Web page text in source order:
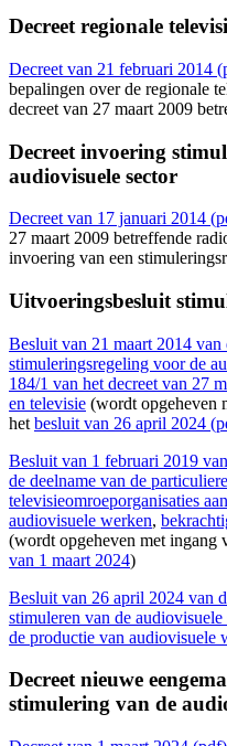
Decreet regionale
Decreet van 21 februari 2014
bepalingen over de regionale
decreet van 27 maart 2009
Decreet invoering
audiovisuele sector
Decreet van 17 januari 2014
27 maart 2009 betreffende
invoering van een
Uitvoeringsbesluit
Besluit van 21 maart 2014
stimuleringsregeling voor de
184/1 van het decreet van 27
en televisie (wordt opgeheven
het besluit van 26 april 2024
Besluit van 1 februari 2019
de deelname van de
televisieomroeporganisaties
audiovisuele werken,
(wordt opgeheven met ingang
van 1 maart 2024)
Besluit van 26 april 2024 van
stimuleren van de
de productie van audiovisuele
Decreet nieuwe
stimulering van de